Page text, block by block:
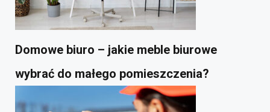
Domowe biuro – jakie meble biurowe
wybrać do małego pomieszczenia?